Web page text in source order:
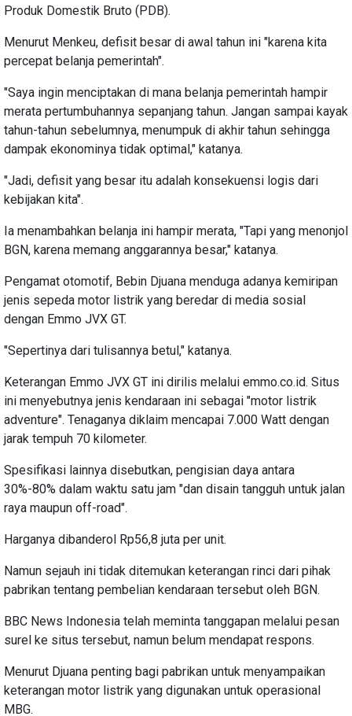
Produk Domestik Bruto (PDB).
Menurut Menkeu, defisit besar di awal tahun ini "karena kita
percepat belanja pemerintah".
"Saya ingin menciptakan di mana belanja pemerintah hampir
merata pertumbuhannya sepanjang tahun. Jangan sampai kayak
tahun-tahun sebelumnya, menumpuk di akhir tahun sehingga
dampak ekonominya tidak optimal," katanya.
"Jadi, defisit yang besar itu adalah konsekuensi logis dari
kebijakan kita".
Ia menambahkan belanja ini hampir merata, "Tapi yang menonjol
BGN, karena memang anggarannya besar," katanya.
Pengamat otomotif, Bebin Djuana menduga adanya kemiripan
jenis sepeda motor listrik yang beredar di media sosial
dengan Emmo JVX GT.
"Sepertinya dari tulisannya betul," katanya.
Keterangan Emmo JVX GT ini dirilis melalui emmo.co.id. Situs
ini menyebutnya jenis kendaraan ini sebagai "motor listrik
adventure". Tenaganya diklaim mencapai 7.000 Watt dengan
jarak tempuh 70 kilometer.
Spesifikasi lainnya disebutkan, pengisian daya antara
30%-80% dalam waktu satu jam "dan disain tangguh untuk jalan
raya maupun off-road".
Harganya dibanderol Rp56,8 juta per unit.
Namun sejauh ini tidak ditemukan keterangan rinci dari pihak
pabrikan tentang pembelian kendaraan tersebut oleh BGN.
BBC News Indonesia telah meminta tanggapan melalui pesan
surel ke situs tersebut, namun belum mendapat respons.
Menurut Djuana penting bagi pabrikan untuk menyampaikan
keterangan motor listrik yang digunakan untuk operasional
MBG.